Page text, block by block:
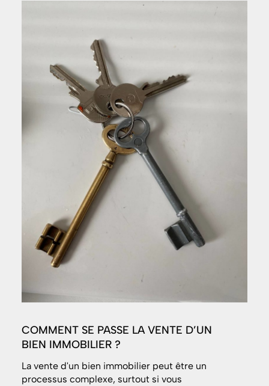
COMMENT SE PASSE LA VENTE D’UN
BIEN IMMOBILIER ?
La vente d'un bien immobilier peut être un
processus complexe, surtout si vous